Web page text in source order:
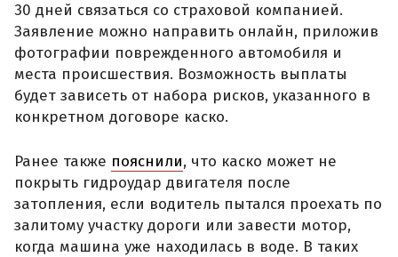
30 дней связаться со страховой компанией.
Заявление можно направить онлайн, приложив
фотографии поврежденного автомобиля и
места происшествия. Возможность выплаты
будет зависеть от набора рисков, указанного в
конкретном договоре каско.
Ранее также пояснили, что каско может не
покрыть гидроудар двигателя после
затопления, если водитель пытался проехать по
залитому участку дороги или завести мотор,
когда машина уже находилась в воде. В таких